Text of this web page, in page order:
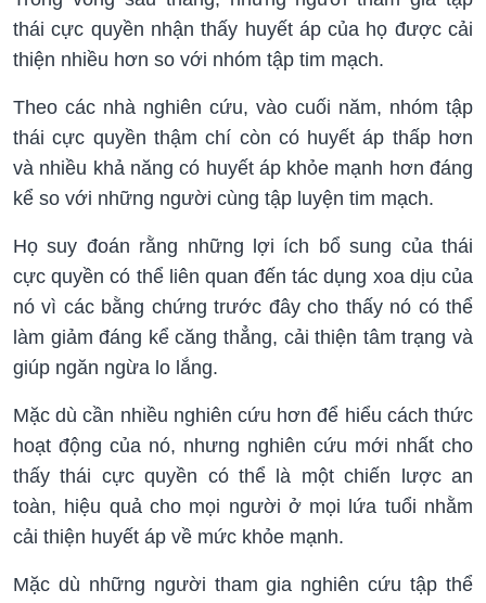
thái cực quyền nhận thấy huyết áp của họ được cải
thiện nhiều hơn so với nhóm tập tim mạch.
Theo các nhà nghiên cứu, vào cuối năm, nhóm tập
thái cực quyền thậm chí còn có huyết áp thấp hơn
và nhiều khả năng có huyết áp khỏe mạnh hơn đáng
kể so với những người cùng tập luyện tim mạch.
Họ suy đoán rằng những lợi ích bổ sung của thái
cực quyền có thể liên quan đến tác dụng xoa dịu của
nó vì các bằng chứng trước đây cho thấy nó có thể
làm giảm đáng kể căng thẳng, cải thiện tâm trạng và
giúp ngăn ngừa lo lắng.
Mặc dù cần nhiều nghiên cứu hơn để hiểu cách thức
hoạt động của nó, nhưng nghiên cứu mới nhất cho
thấy thái cực quyền có thể là một chiến lược an
toàn, hiệu quả cho mọi người ở mọi lứa tuổi nhằm
cải thiện huyết áp về mức khỏe mạnh.
Mặc dù những người tham gia nghiên cứu tập thể